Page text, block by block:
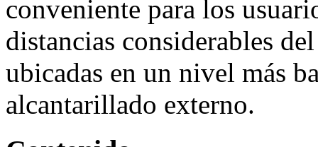
conveniente para los
distancias considerables
ubicadas en un nivel más
alcantarillado externo.